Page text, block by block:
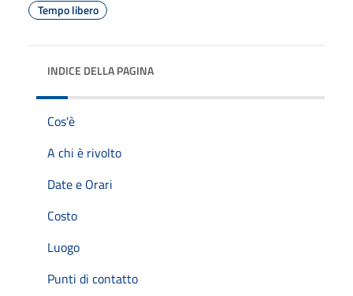
Tempo libero
INDICE DELLA PAGINA
Cos'è
A chi è rivolto
Date e Orari
Costo
Luogo
Punti di contatto